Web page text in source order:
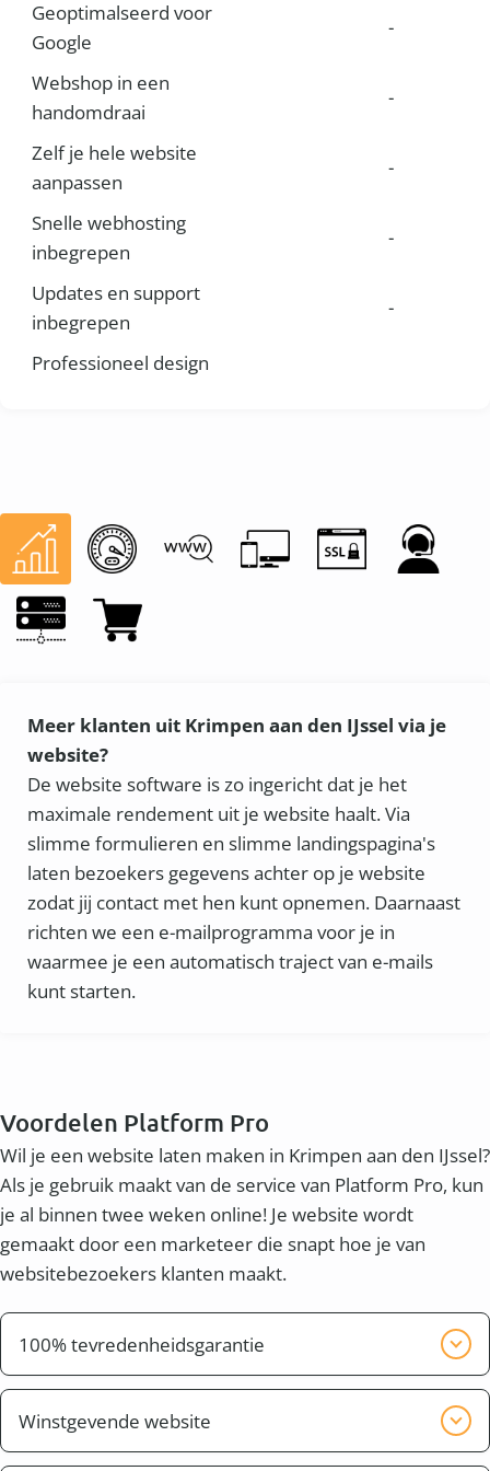
Geoptimalseerd voor
Google
-
Webshop in een
handomdraai
-
Zelf je hele website
aanpassen
-
Snelle webhosting
inbegrepen
-
Updates en support
inbegrepen
-
Professioneel design
Meer klanten uit Krimpen aan den IJssel via je
website?
De website software is zo ingericht dat je het
maximale rendement uit je website haalt. Via
slimme formulieren en slimme landingspagina's
laten bezoekers gegevens achter op je website
zodat jij contact met hen kunt opnemen. Daarnaast
richten we een e-mailprogramma voor je in
waarmee je een automatisch traject van e-mails
kunt starten.
Voordelen Platform Pro
Wil je een website laten maken in Krimpen aan den IJssel?
Als je gebruik maakt van de service van Platform Pro, kun
je al binnen twee weken online! Je website wordt
gemaakt door een marketeer die snapt hoe je van
websitebezoekers klanten maakt.
100% tevredenheidsgarantie
Wij willen graag dat je tevreden bent met het
eindresultaat. Wij zorgen er voor dat de website pas
klaar is, wanneer jij tevreden bent.
Winstgevende website